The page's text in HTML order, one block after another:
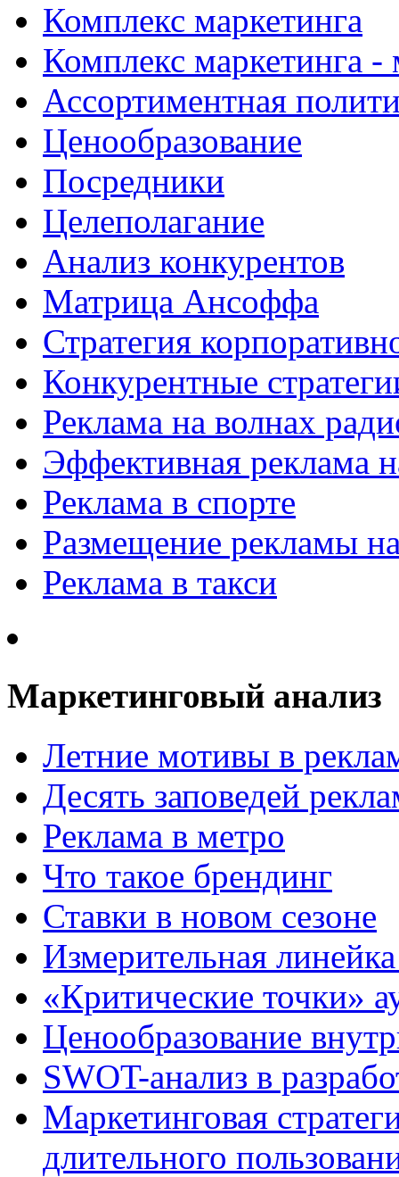
Комплекс маркетинга
Комплекс маркетинга
Ассортиментная
Ценообразование
Посредники
Целеполагание
Анализ конкурентов
Матрица Ансоффа
Стратегия
Конкурентные
Реклама на волнах
Эффективная реклама
Реклама в спорте
Размещение рекламы
Реклама в такси
Маркетинговый анализ
Летние мотивы в
Десять заповедей
Реклама в метро
Что такое брендинг
Ставки в новом сезоне
Измерительная
«Критические точки»
Ценообразование
SWOT-анализ в
Маркетинговая
длительного